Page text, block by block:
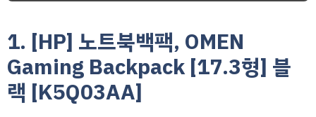
1. [HP] 노트북백팩, OMEN
Gaming Backpack [17.3형] 블
랙 [K5Q03AA]